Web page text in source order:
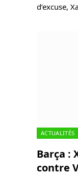
d’excuse,
ACTUALITÉS
Barça :
contre